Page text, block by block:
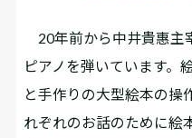
20年前から中井貴惠主
ピアノを弾いています。
と手作りの大型絵本の操
れぞれのお話のために絵